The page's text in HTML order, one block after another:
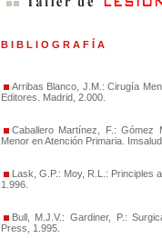
B I B L I O G R A F Í A
Arribas Blanco, J.M.: Cirugía
Editores. Madrid, 2.000.
Caballero Martínez, F.: Gómez
Menor en Atención Primaria.
Lask, G.P.: Moy, R.L.: Principles
1.996.
Bull, M.J.V.: Gardiner, P.:
Press, 1.995.